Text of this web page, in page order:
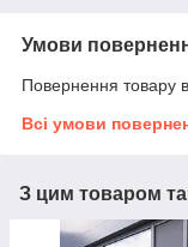
Умови
Повернення товару
Всі умови
З цим товаром